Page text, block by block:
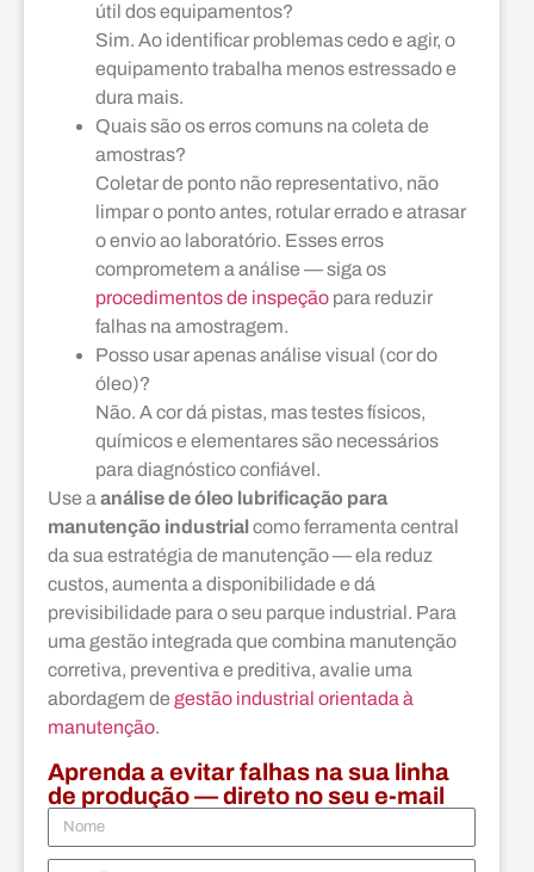
útil dos equipamentos?
Sim. Ao identificar problemas cedo e agir, o
equipamento trabalha menos estressado e
dura mais.
Quais são os erros comuns na coleta de
amostras?
Coletar de ponto não representativo, não
limpar o ponto antes, rotular errado e atrasar
o envio ao laboratório. Esses erros
comprometem a análise — siga os
procedimentos de inspeção para reduzir
falhas na amostragem.
Posso usar apenas análise visual (cor do
óleo)?
Não. A cor dá pistas, mas testes físicos,
químicos e elementares são necessários
para diagnóstico confiável.
Use a análise de óleo lubrificação para
manutenção industrial como ferramenta central
da sua estratégia de manutenção — ela reduz
custos, aumenta a disponibilidade e dá
previsibilidade para o seu parque industrial. Para
uma gestão integrada que combina manutenção
corretiva, preventiva e preditiva, avalie uma
abordagem de gestão industrial orientada à
manutenção.
Aprenda a evitar falhas na sua linha
de produção — direto no seu e-mail